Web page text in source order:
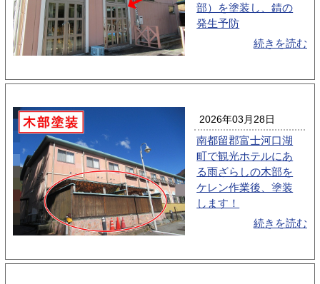
部）を塗装し、錆の
発生予防
続きを読む
2026年03月28日
南都留郡富士河口湖
町で観光ホテルにあ
る雨ざらしの木部を
ケレン作業後、塗装
します！
続きを読む